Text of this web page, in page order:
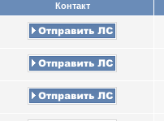
Контакт